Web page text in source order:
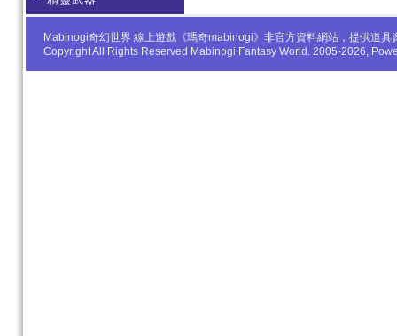
Mabinogi奇幻世界 線上遊戲《瑪奇mabinogi》非官方資料網站，提供道
Copyright All Rights Reserved Mabinogi Fantasy World. 2005-2026,